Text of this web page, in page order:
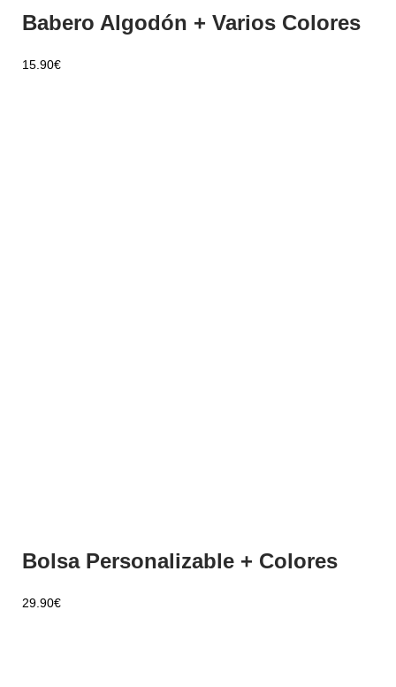
Babero Algodón + Varios Colores
15.90€
Bolsa Personalizable + Colores
29.90€